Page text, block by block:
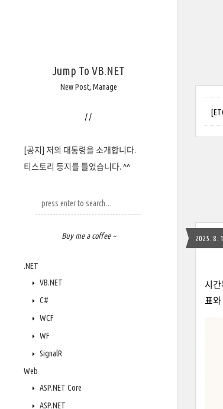
Jump To VB.NET
New Post, Manage
/ /
[공지] 저의 대통령을 소개합니다.
티스토리 둥지를 틀었습니다. ^^
Buy me a coffee ~
.NET
VB.NET
C#
WCF
WF
SignalR
Web
ASP.NET Core
ASP.NET
2025. 8.
시
표